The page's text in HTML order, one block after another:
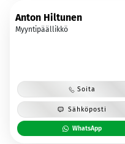
Anton Hiltunen
Myyntipäällikkö
Soita
Sähköposti
WhatsApp